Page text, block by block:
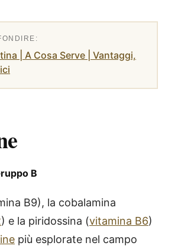
| A Cosa Serve | Vantaggi,
B
B9), la cobalamina
) e la piridossina (vitamina B6)
più esplorate nel campo